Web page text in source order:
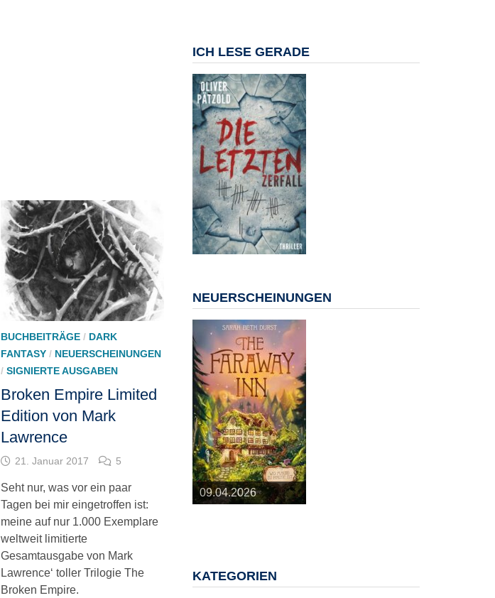
BUCHBEITRÄGE/ DARK
FANTASY/ NEUERSCHEINUNGEN
/ SIGNIERTE AUSGABEN
Broken Empire Limited
Edition von Mark
Lawrence
21. Januar 2017 5
Seht nur, was vor ein paar
Tagen bei mir eingetroffen ist:
meine auf nur 1.000 Exemplare
weltweit limitierte
Gesamtausgabe von Mark
Lawrence‘ toller Trilogie The
Broken Empire.
ICH LESE GERADE
NEUERSCHEINUNGEN
25.03.2026
09.04.2026
20.05.2026
10.06.2026
13.08.2026
KATEGORIEN